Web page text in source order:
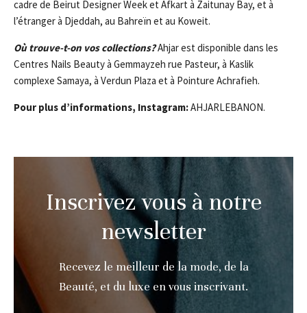
cadre de Beirut Designer Week et Afkart à Zaitunay Bay, et à
l’étranger à Djeddah, au Bahreïn et au Koweit.
Où trouve-t-on vos collections?Ahjar est disponible dans les
Centres Nails Beauty à Gemmayzeh rue Pasteur, à Kaslik
complexe Samaya, à Verdun Plaza et à Pointure Achrafieh.
Pour plus d’informations, Instagram:AHJARLEBANON.
Inscrivez vous à notre
newsletter
Recevez le meilleur de la mode, de la
Beauté, et du luxe en vous inscrivant.